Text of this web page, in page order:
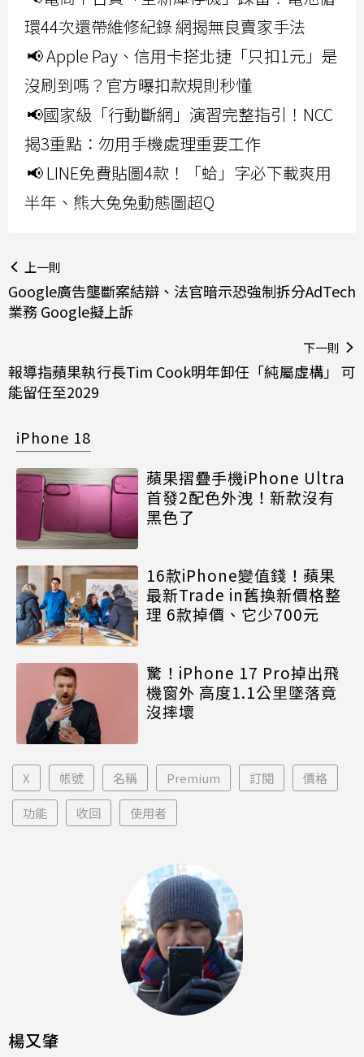
環44次還帶維修紀錄 網揭無良賣家手法
📢 Apple Pay、信用卡搭北捷「只扣1元」是
沒刷到嗎？官方曝扣款規則秒懂
📢國家級「行動斷網」演習完整指引！NCC
揭3重點：勿用手機處理重要工作
📢 LINE免費貼圖4款！「蛤」字必下載爽用
半年、熊大兔兔動態圖超Q
上一則
Google廣告壟斷案結辯、法官暗示恐強制拆分AdTech
業務 Google擬上訴
下一則
報導指蘋果執行長Tim Cook明年卸任「純屬虛構」 可
能留任至2029
iPhone 18
蘋果摺疊手機iPhone Ultra
首發2配色外洩！新款沒有
黑色了
16款iPhone變值錢！蘋果
最新Trade in舊換新價格整
理 6款掉價、它少700元
驚！iPhone 17 Pro掉出飛
機窗外 高度1.1公里墜落竟
沒摔壞
X 帳號 名稱 Premium 訂閱 價格
功能 收回 使用者
楊又肇